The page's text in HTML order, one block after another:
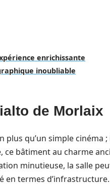
enrichissante
inoubliable
de Morlaix
plus qu’un simple cinéma
ce bâtiment au charme
minutieuse, la salle
termes d’infrastructure.